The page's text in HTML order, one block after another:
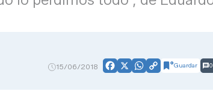
15/06/2018 Facebook
X WhatsApp
CopyGuardar 0